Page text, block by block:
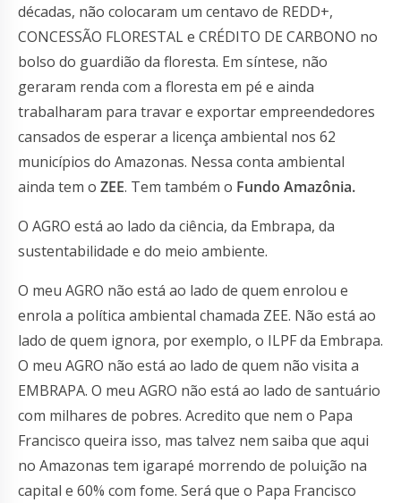
décadas, não colocaram um centavo de REDD+,
CONCESSÃO FLORESTAL e CRÉDITO DE CARBONO no
bolso do guardião da floresta. Em síntese, não
geraram renda com a floresta em pé e ainda
trabalharam para travar e exportar empreendedores
cansados de esperar a licença ambiental nos 62
municípios do Amazonas. Nessa conta ambiental
ainda tem o ZEE. Tem também o Fundo Amazônia.
O AGRO está ao lado da ciência, da Embrapa, da
sustentabilidade e do meio ambiente.
O meu AGRO não está ao lado de quem enrolou e
enrola a política ambiental chamada ZEE. Não está ao
lado de quem ignora, por exemplo, o ILPF da Embrapa.
O meu AGRO não está ao lado de quem não visita a
EMBRAPA. O meu AGRO não está ao lado de santuário
com milhares de pobres. Acredito que nem o Papa
Francisco queira isso, mas talvez nem saiba que aqui
no Amazonas tem igarapé morrendo de poluição na
capital e 60% com fome. Será que o Papa Francisco